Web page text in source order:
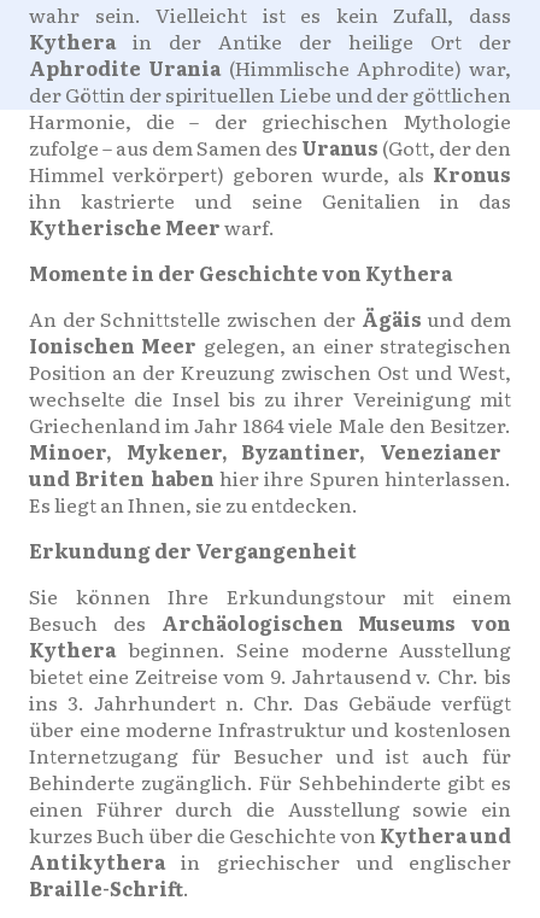
wahr sein. Vielleicht ist es kein Zufall, dass
Kytherain der Antike der heilige Ort der
Aphrodite Urania(Himmlische Aphrodite) war,
der Göttin der spirituellen Liebe und der göttlichen
Harmonie, die – der griechischen Mythologie
zufolge – aus dem Samen des Uranus (Gott, der den
Himmel verkörpert) geboren wurde, als Kronus
ihn kastrierte und seine Genitalien in das
Kytherische Meerwarf.
Momente in der Geschichte von Kythera
An der Schnittstelle zwischen der Ägäis und dem
Ionischen Meer gelegen, an einer strategischen
Position an der Kreuzung zwischen Ost und West,
wechselte die Insel bis zu ihrer Vereinigung mit
Griechenland im Jahr 1864 viele Male den Besitzer.
Minoer, Mykener, Byzantiner, Venezianer
und Briten haben hier ihre Spuren hinterlassen.
Es liegt an Ihnen, sie zu entdecken.
Erkundung der Vergangenheit
Sie können Ihre Erkundungstour mit einem
Besuch des Archäologischen Museums von
Kytherabeginnen. Seine moderne Ausstellung
bietet eine Zeitreise vom 9. Jahrtausend v. Chr. bis
ins 3. Jahrhundert n. Chr. Das Gebäude verfügt
über eine moderne Infrastruktur und kostenlosen
Internetzugang für Besucher und ist auch für
Behinderte zugänglich. Für Sehbehinderte gibt es
einen Führer durch die Ausstellung sowie ein
kurzes Buch über die Geschichte vonKythera und
Antikytherain griechischer und englischer
Braille-Schrift.